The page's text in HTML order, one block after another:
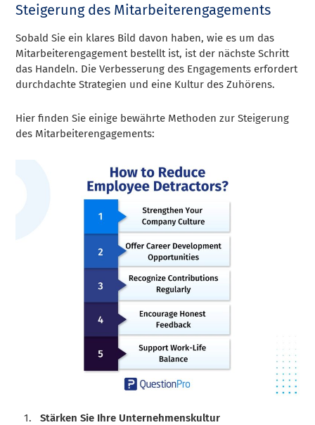
Steigerung des Mitarbeiterengagements
Sobald Sie ein klares Bild davon haben, wie es um das
Mitarbeiterengagement bestellt ist, ist der nächste Schritt
das Handeln. Die Verbesserung des Engagements erfordert
durchdachte Strategien und eine Kultur des Zuhörens.
Hier finden Sie einige bewährte Methoden zur Steigerung
des Mitarbeiterengagements:
Stärken Sie Ihre Unternehmenskultur